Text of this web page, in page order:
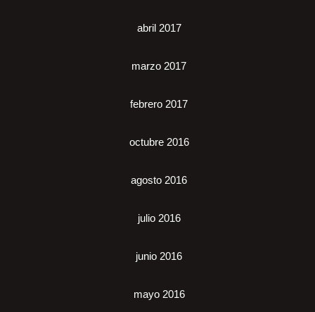
abril 2017
marzo 2017
febrero 2017
octubre 2016
agosto 2016
julio 2016
junio 2016
mayo 2016